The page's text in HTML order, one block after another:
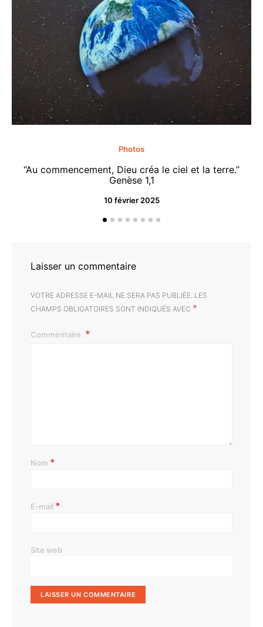
Photos
“Au commencement, Dieu créa le ciel et la terre.”
Genèse 1,1
10 février 2025
Laisser un commentaire
VOTRE ADRESSE E-MAIL NE SERA PAS PUBLIÉE. LES
CHAMPS OBLIGATOIRES SONT INDIQUÉS AVEC *
Commentaire
Nom *
E-mail *
Site web